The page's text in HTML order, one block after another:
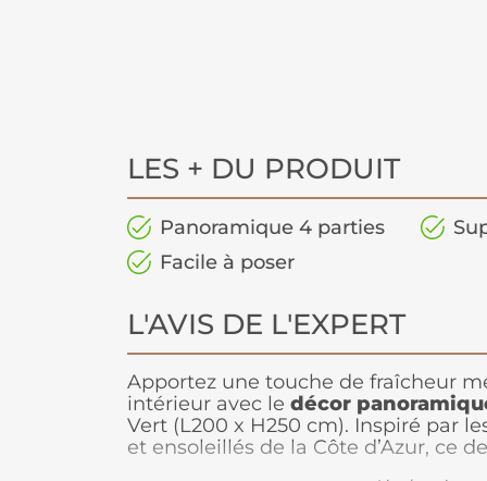
LES + DU PRODUIT
Panoramique 4 parties
Facile à poser
L'AVIS DE L'EXPERT
Apportez une touche de fraîcheur
intérieur avec le décor
Vert (L200 x H250 cm). Inspiré par
et ensoleillés de la Côte d’Azur, ce